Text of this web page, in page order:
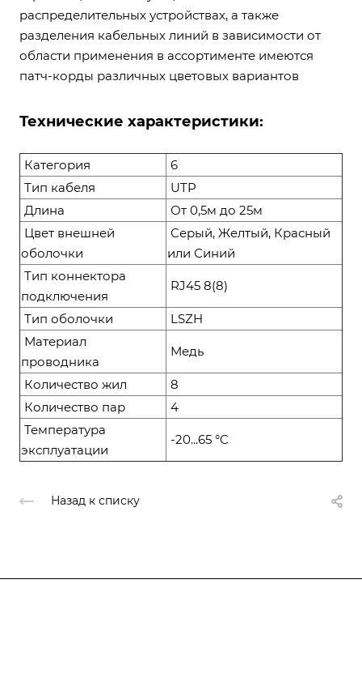
распределительных устройствах, а также
разделения кабельных линий в зависимости от
области применения в ассортименте имеются
патч-корды различных цветовых вариантов
Технические характеристики:
Категория
6
Тип кабеля
UTP
Длина
От 0,5м до 25м
Цвет внешней
оболочки
Серый, Желтый, Красный
или Синий
Тип коннектора
подключения
RJ45 8(8)
Тип оболочки
LSZH
Материал
проводника
Медь
Количество жил
8
Количество пар
4
Температура
эксплуатации
-20...65 °C
Назад к списку